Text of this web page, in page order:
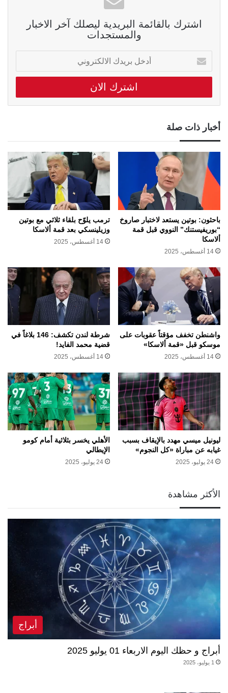
اشترك بالقائمة البريدية ليصلك آخر الاخبار
والمستجدات
أدخل
بريدك
الالكتروني
أخبار ذات صلة
باحثون: بوتين يستعد لاختبار صاروخ
“بوريفيستنك” النووي قبل قمة
ألاسكا
14 أغسطس، 2025
ترمب يلوّح بلقاء ثلاثي مع بوتين
وزيلينسكي بعد قمة ألاسكا
14 أغسطس، 2025
واشنطن تخفف مؤقتاً عقوبات على
موسكو قبل «قمة ألاسكا»
14 أغسطس، 2025
شرطة لندن تكشف: 146 بلاغاً في
قضية محمد الفايد!
14 أغسطس، 2025
ليونيل ميسي مهدد بالإيقاف بسبب
غيابه عن مباراة «كل النجوم»
24 يوليو، 2025
الأهلي يخسر بثلاثية أمام كومو
الإيطالي
24 يوليو، 2025
الأكثر مشاهدة
أبراج
أبراج و حظك اليوم الاربعاء 01 يوليو 2025
1 يوليو، 2025